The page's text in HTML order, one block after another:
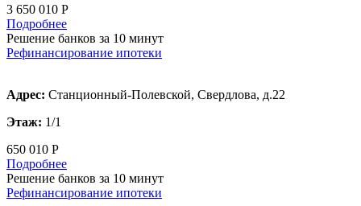
3 650 010 Р
Подробнее
Решение банков за 10 минут
Рефинансирование ипотеки
Адрес: Станционный-Полевской, Свердлова, д.22
Этаж: 1/1
650 010 Р
Подробнее
Решение банков за 10 минут
Рефинансирование ипотеки